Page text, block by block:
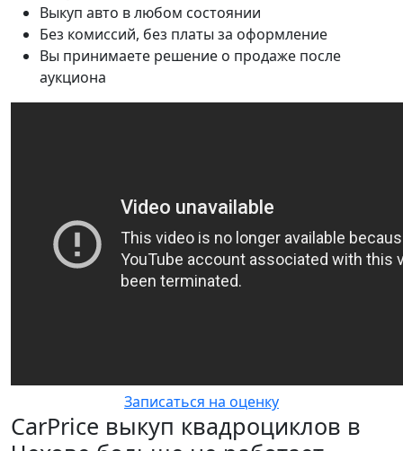
Выкуп авто в любом состоянии
Без комиссий, без платы за оформление
Вы принимаете решение о продаже после
аукциона
Записаться на оценку
CarPrice выкуп квадроциклов в